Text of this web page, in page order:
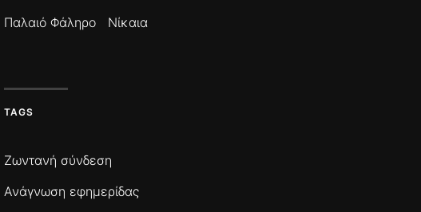
Παλαιό Φάληρο
Νίκαια
TAGS
Ζωντανή σύνδεση
Ανάγνωση εφημερίδας